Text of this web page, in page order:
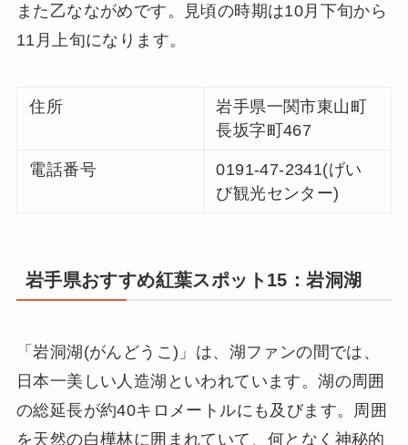
また乙なながめです。見頃の時期は10月下旬から
11月上旬になります。
住所
岩手県一関市東山町
長坂字町467
電話番号
0191-47-2341(げい
び観光センター)
岩手県おすすめ紅葉スポット15：岩洞湖
「岩洞湖(がんどうこ)」は、湖ファンの間では、
日本一美しい人造湖といわれています。湖の周囲
の総延長が約40キロメートルにも及びます。周囲
を天然の白樺林に囲まれていて、何となく神秘的